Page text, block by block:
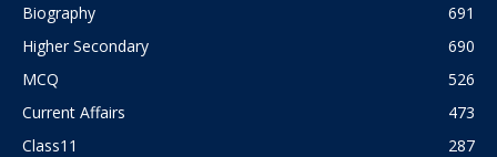
Biography
691
Higher Secondary
690
MCQ
526
Current Affairs
473
Class11
287